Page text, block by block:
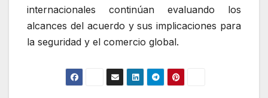
internacionales continúan evaluando los
alcances del acuerdo y sus implicaciones para
la seguridad y el comercio global.